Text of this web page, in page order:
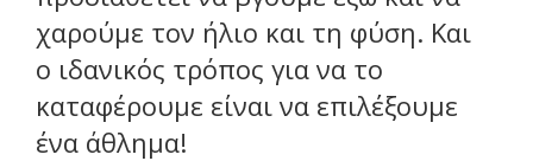
χαρούμε τον ήλιο και τη φύση. Και
ο ιδανικός τρόπος για να το
καταφέρουμε είναι να επιλέξουμε
ένα άθλημα!